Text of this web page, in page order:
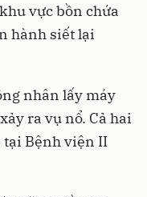
vực bồn chứa
hành siết lại
nhân lấy máy
ra vụ nổ. Cả hai
tại Bệnh viện II